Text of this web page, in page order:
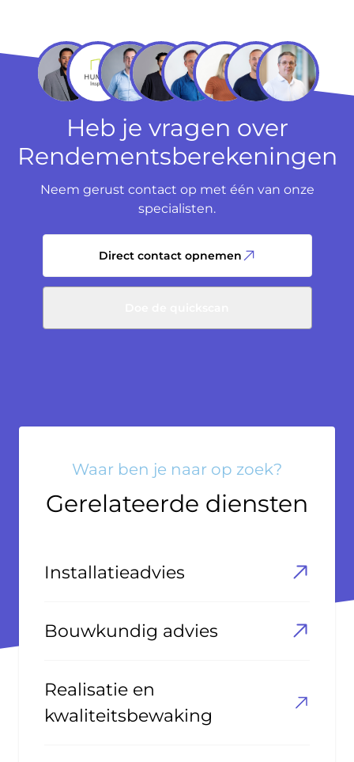
Heb je vragen over
Rendementsberekeningen
Neem gerust contact op met één van onze
specialisten.
Direct contact opnemen
Waar ben je naar op zoek?
Gerelateerde diensten
Installatieadvies
Bouwkundig advies
Realisatie en
kwaliteitsbewaking